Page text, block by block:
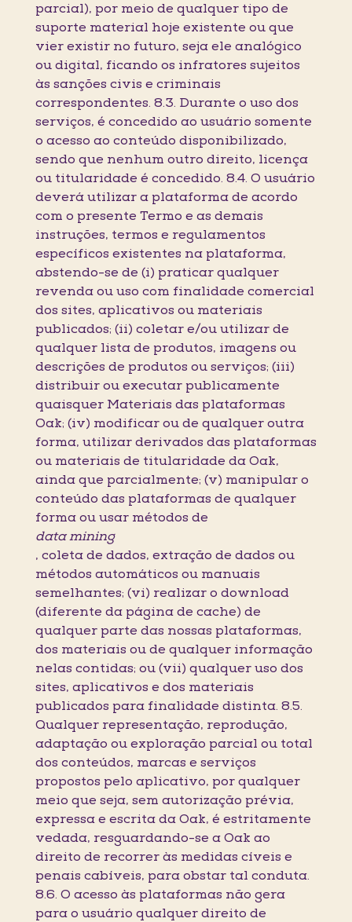
parcial), por meio de qualquer tipo de
suporte material hoje existente ou que
vier existir no futuro, seja ele analógico
ou digital, ficando os infratores sujeitos
às sanções civis e criminais
correspondentes. 8.3. Durante o uso dos
serviços, é concedido ao usuário somente
o acesso ao conteúdo disponibilizado,
sendo que nenhum outro direito, licença
ou titularidade é concedido. 8.4. O usuário
deverá utilizar a plataforma de acordo
com o presente Termo e as demais
instruções, termos e regulamentos
específicos existentes na plataforma,
abstendo-se de (i) praticar qualquer
revenda ou uso com finalidade comercial
dos sites, aplicativos ou materiais
publicados; (ii) coletar e/ou utilizar de
qualquer lista de produtos, imagens ou
descrições de produtos ou serviços; (iii)
distribuir ou executar publicamente
quaisquer Materiais das plataformas
Oak; (iv) modificar ou de qualquer outra
forma, utilizar derivados das plataformas
ou materiais de titularidade da Oak,
ainda que parcialmente; (v) manipular o
conteúdo das plataformas de qualquer
forma ou usar métodos de
data mining
, coleta de dados, extração de dados ou
métodos automáticos ou manuais
semelhantes; (vi) realizar o download
(diferente da página de cache) de
qualquer parte das nossas plataformas,
dos materiais ou de qualquer informação
nelas contidas; ou (vii) qualquer uso dos
sites, aplicativos e dos materiais
publicados para finalidade distinta. 8.5.
Qualquer representação, reprodução,
adaptação ou exploração parcial ou total
dos conteúdos, marcas e serviços
propostos pelo aplicativo, por qualquer
meio que seja, sem autorização prévia,
expressa e escrita da Oak, é estritamente
vedada, resguardando-se a Oak ao
direito de recorrer às medidas cíveis e
penais cabíveis, para obstar tal conduta.
8.6. O acesso às plataformas não gera
para o usuário qualquer direito de